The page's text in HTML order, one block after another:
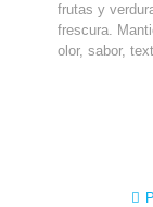
frutas y
frescura.
olor, sabor,